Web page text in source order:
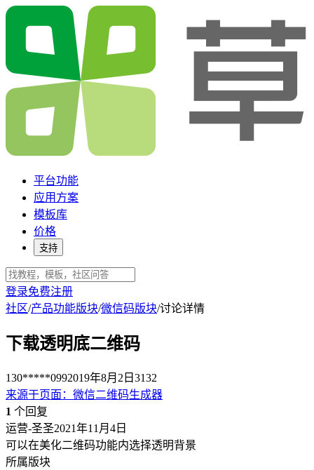
平台功能
应用方案
模板库
价格
支持
登录免费注册
社区/产品功能版块/微信码版块/讨论详情
下载透明底二维码
130*****0992019年8月2日 3132
来源于页面 ： 微信二维码生成器
1 个回复
运营-圣圣2021年11月4日
可以在美化二维码功能内选择透明背景
所属版块